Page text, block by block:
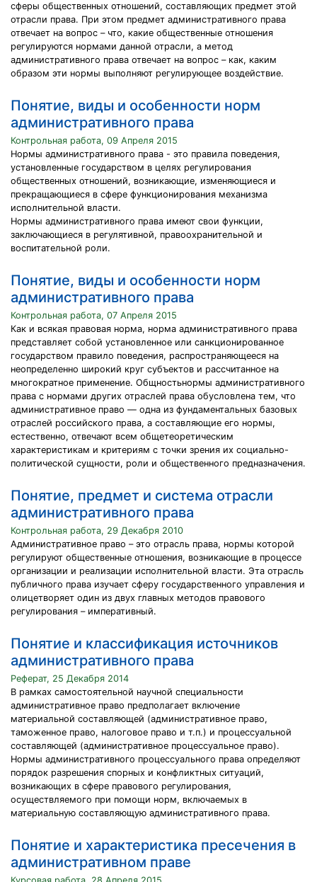
сферы общественных отношений, составляющих предмет этой
отрасли права. При этом предмет административного права
отвечает на вопрос – что, какие общественные отношения
регулируются нормами данной отрасли, а метод
административного права отвечает на вопрос – как, каким
образом эти нормы выполняют регулирующее воздействие.
Понятие, виды и особенности норм
административного права
Контрольная работа, 09 Апреля 2015
Нормы административного права - это правила поведения,
установленные государством в целях регулирования
общественных отношений, возникающие, изменяющиеся и
прекращающиеся в сфере функционирования механизма
исполнительной власти.
Нормы административного права имеют свои функции,
заключающиеся в регулятивной, правоохранительной и
воспитательной роли.
Понятие, виды и особенности норм
административного права
Контрольная работа, 07 Апреля 2015
Как и всякая правовая норма, норма административного права
представляет собой установленное или санкционированное
государством правило поведения, распространяющееся на
неопределенно широкий круг субъектов и рассчитанное на
многократное применение. Общностьнормы административного
права с нормами других отраслей права обусловлена тем, что
административное право — одна из фундаментальных базовых
отраслей российского права, а составляющие его нормы,
естественно, отвечают всем общетеоретическим
характеристикам и критериям с точки зрения их социально-
политической сущности, роли и общественного предназначения.
Понятие, предмет и система отрасли
административного права
Контрольная работа, 29 Декабря 2010
Административное право – это отрасль права, нормы которой
регулируют общественные отношения, возникающие в процессе
организации и реализации исполнительной власти. Эта отрасль
публичного права изучает сферу государственного управления и
олицетворяет один из двух главных методов правового
регулирования – императивный.
Понятие и классификация источников
административного права
Реферат, 25 Декабря 2014
В рамках самостоятельной научной специальности
административное право предполагает включение
материальной составляющей (административное право,
таможенное право, налоговое право и т.п.) и процессуальной
составляющей (административное процессуальное право).
Нормы административного процессуального права определяют
порядок разрешения спорных и конфликтных ситуаций,
возникающих в сфере правового регулирования,
осуществляемого при помощи норм, включаемых в
материальную составляющую административного права.
Понятие и характеристика пресечения в
административном праве